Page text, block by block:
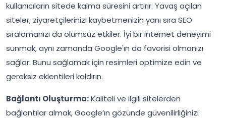
kullanıcıların sitede kalma süresini artırır. Yavaş açılan
siteler, ziyaretçilerinizi kaybetmenizin yanı sıra SEO
sıralamanızı da olumsuz etkiler. İyi bir internet deneyimi
sunmak, aynı zamanda Google'ın da favorisi olmanızı
sağlar. Bunu sağlamak için resimleri optimize edin ve
gereksiz eklentileri kaldırın.
Bağlantı Oluşturma:Kaliteli ve ilgili sitelerden
bağlantılar almak, Google’ın gözünde güvenilirliğinizi